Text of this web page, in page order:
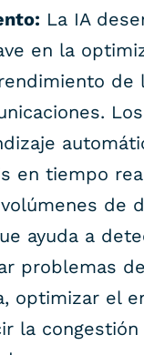
La IA
en la
de
en tiempo
de
ayuda a
problemas
optimizar el
la